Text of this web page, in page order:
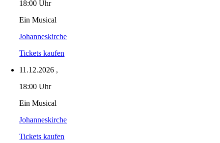
18:00 Uhr
Ein Musical
Johanneskirche
Tickets kaufen
11.12.2026 ,
18:00 Uhr
Ein Musical
Johanneskirche
Tickets kaufen